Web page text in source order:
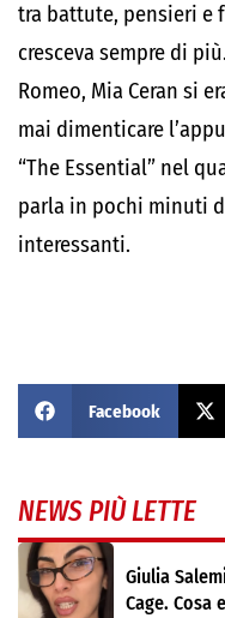
tra battute, pensieri e
cresceva sempre di
Romeo, Mia Ceran si
mai dimenticare
“The Essential” nel
parla in pochi minuti
interessanti.
Facebook
NEWS PIÙ LETTE
Giulia
Cage. Cosa